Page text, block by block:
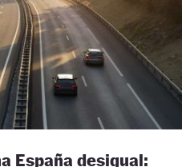
España desigual: